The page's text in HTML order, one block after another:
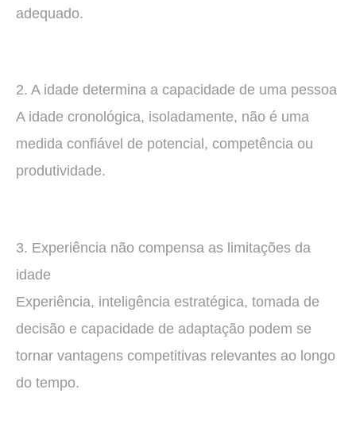
adequado.
2. A idade determina a capacidade de uma pessoa
A idade cronológica, isoladamente, não é uma
medida confiável de potencial, competência ou
produtividade.
3. Experiência não compensa as limitações da
idade
Experiência, inteligência estratégica, tomada de
decisão e capacidade de adaptação podem se
tornar vantagens competitivas relevantes ao longo
do tempo.